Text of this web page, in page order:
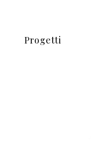
Progetti